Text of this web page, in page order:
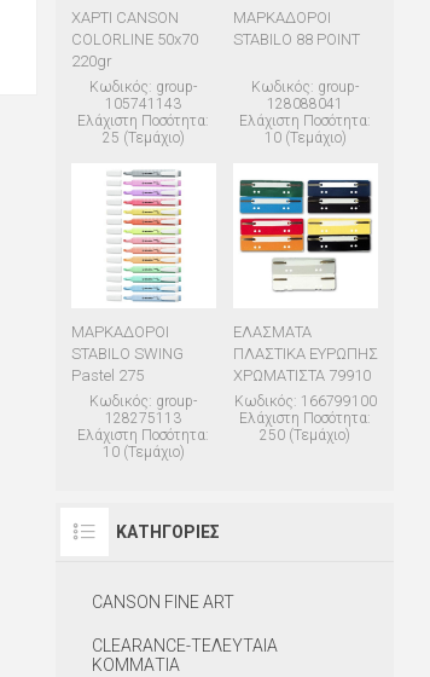
ΧΑΡΤΙ CANSON
COLORLINE 50x70
220gr
Κωδικός: group-
105741143
Ελάχιστη Ποσότητα:
25 (Τεμάχιο)
ΜΑΡΚΑΔΟΡΟΙ
STABILO 88 POINT
Κωδικός: group-
128088041
Ελάχιστη Ποσότητα:
10 (Τεμάχιο)
ΜΑΡΚΑΔΟΡΟΙ
STABILO SWING
Pastel 275
Κωδικός: group-
128275113
Ελάχιστη Ποσότητα:
10 (Τεμάχιο)
ΕΛΑΣΜΑΤΑ
ΠΛΑΣΤΙΚΑ ΕΥΡΩΠΗΣ
ΧΡΩΜΑΤΙΣΤΑ 79910
Κωδικός: 166799100
Ελάχιστη Ποσότητα:
250 (Τεμάχιο)
ΚΑΤΗΓΟΡΊΕΣ
CANSON FINE ART
CLEARANCE-ΤΕΛΕΥΤΑΙΑ
ΚΟΜΜΑΤΙΑ